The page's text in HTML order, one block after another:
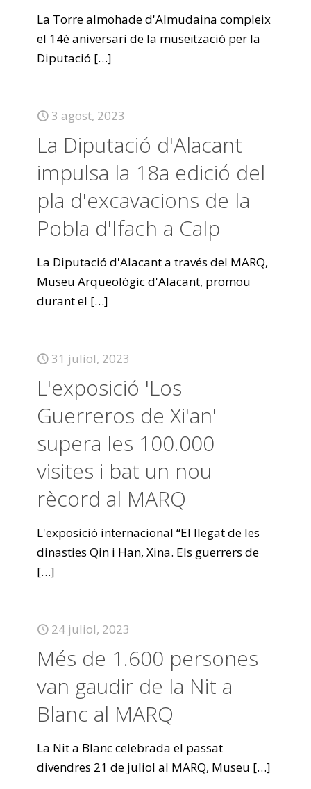
La Torre almohade d'Almudaina compleix
el 14è aniversari de la museïtzació per la
Diputació […]
3 agost, 2023
La Diputació d'Alacant
impulsa la 18a edició del
pla d'excavacions de la
Pobla d'Ifach a Calp
La Diputació d'Alacant a través del MARQ,
Museu Arqueològic d'Alacant, promou
durant el […]
31 juliol, 2023
L'exposició 'Los
Guerreros de Xi'an'
supera les 100.000
visites i bat un nou
rècord al MARQ
L'exposició internacional “El llegat de les
dinasties Qin i Han, Xina. Els guerrers de
[…]
24 juliol, 2023
Més de 1.600 persones
van gaudir de la Nit a
Blanc al MARQ
La Nit a Blanc celebrada el passat
divendres 21 de juliol al MARQ, Museu […]